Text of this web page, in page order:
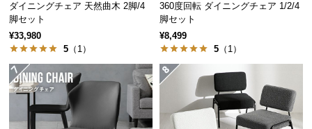
ス
に
つ
て
搬
入
ダイニングチェア 天然曲木 2脚/4
脚セット
¥33,980
5 （1）
360度回転 ダイニングチェア 1/2/4
脚セット
¥8,499
5 （1）